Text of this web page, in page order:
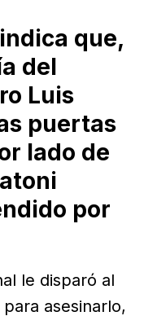
que,
del
Luis
puertas
lado de
por
le disparó al
asesinarlo,